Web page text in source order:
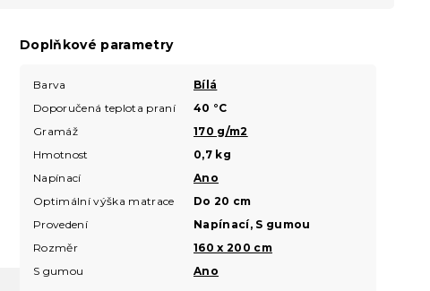
Doplňkové parametry
Barva
Bílá
Doporučená teplota praní
40 °C
Gramáž
170 g/m2
Hmotnost
0,7 kg
Napínací
Ano
Optimální výška matrace
Do 20 cm
Provedení
Napínací, S gumou
Rozměr
160 x 200 cm
S gumou
Ano